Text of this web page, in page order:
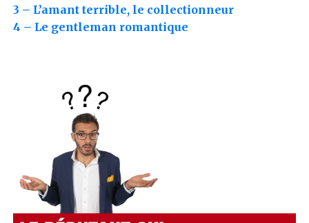
3 – L’amant terrible, le collectionneur
4 – Le gentleman romantique